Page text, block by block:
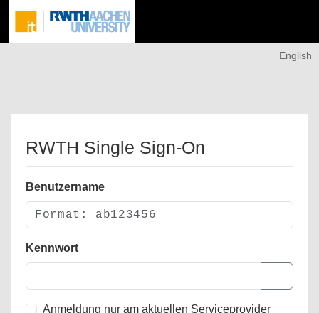
English
RWTH Single Sign-On
Benutzername
Kennwort
Anmeldung nur am aktuellen Serviceprovider